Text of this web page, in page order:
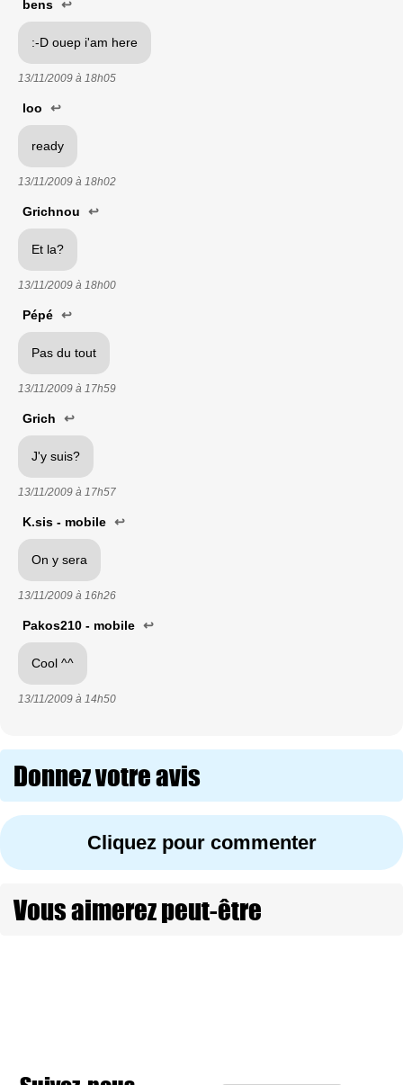
bens ↩
:-D ouep i'am here
13/11/2009 à 18h05
loo ↩
ready
13/11/2009 à 18h02
Grichnou ↩
Et la?
13/11/2009 à 18h00
Pépé ↩
Pas du tout
13/11/2009 à 17h59
Grich ↩
J'y suis?
13/11/2009 à 17h57
K.sis - mobile ↩
On y sera
13/11/2009 à 16h26
Pakos210 - mobile ↩
Cool ^^
13/11/2009 à 14h50
Donnez votre avis
Cliquez pour commenter
Vous aimerez peut-être